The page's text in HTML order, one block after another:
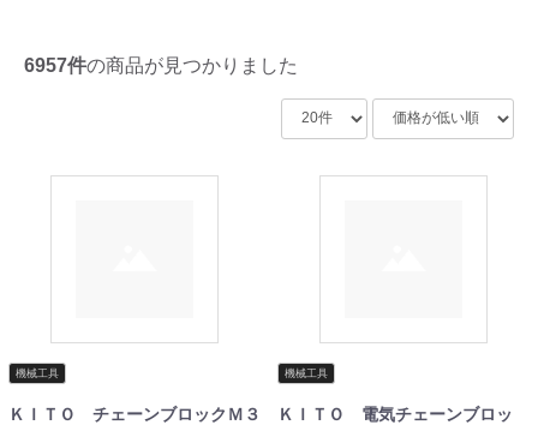
6957件の商品が見つかりました
機械工具
ＫＩＴＯ チェーンブロックＭ３
機械工具
ＫＩＴＯ 電気チェーンブロッ